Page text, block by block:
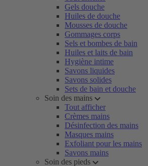
Gels douche
Huiles de douche
Mousses de douche
Gommages corps
Sels et bombes de bain
Huiles et laits de bain
Hygiène intime
Savons liquides
Savons solides
Sets de bain et douche
Soin des mains
Tout afficher
Crèmes mains
Désinfection des mains
Masques mains
Exfoliant pour les mains
Savons mains
Soin des pieds